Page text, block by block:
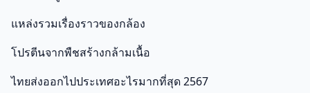
แหล่งรวมเรื่องราวของกล้อง
โปรตีนจากพืชสร้างกล้ามเนื้อ
ไทยส่งออกไปประเทศอะไรมากที่สุด 2567